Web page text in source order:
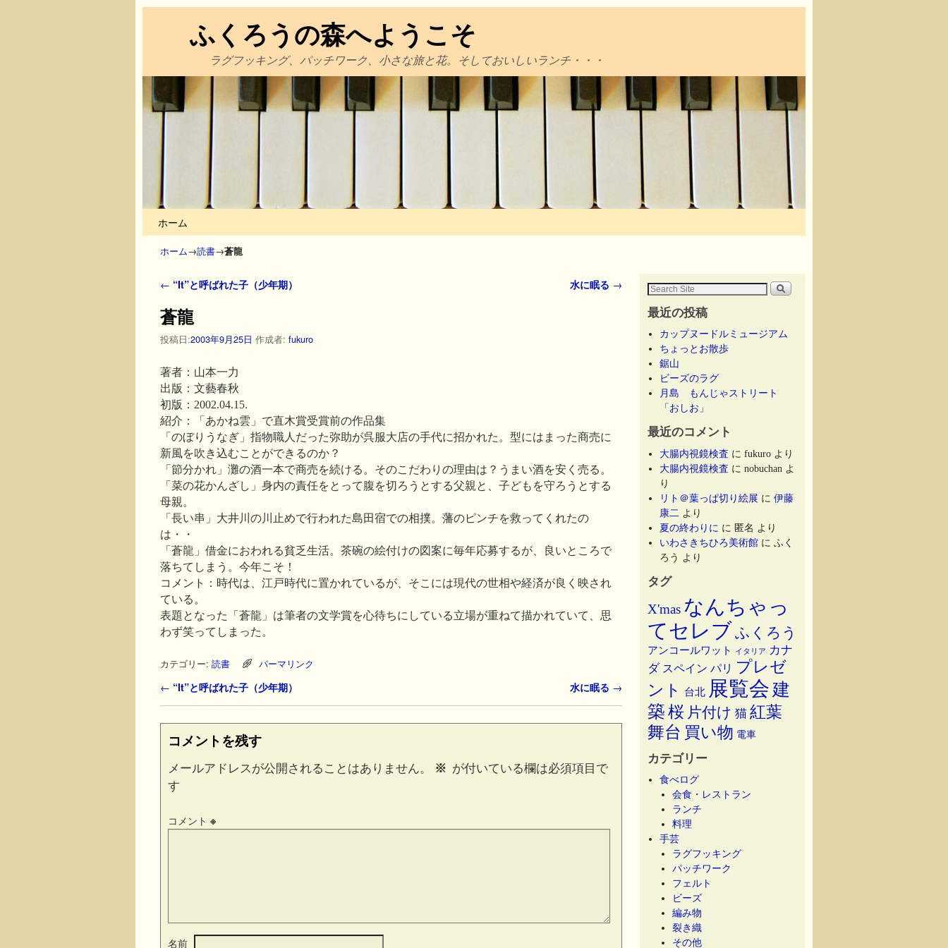
ふくろうの森へようこそ
ラグフッキング、パッチワーク、小さな旅と花。そしておいしいランチ・・・
ホーム
ホーム→読書→蒼龍
投稿ナビゲーション
← “It”と呼ばれた子（少年期） 水に眠る →
蒼龍
投稿日:2003年9月25日 作成者: fukuro
著者：山本一力
出版：文藝春秋
初版：2002.04.15.
紹介：「あかね雲」で直木賞受賞前の作品集
「のぼりうなぎ」指物職人だった弥助が呉服大店の手代に招かれた。型にはまった商売に
新風を吹き込むことができるのか？
「節分かれ」灘の酒一本で商売を続ける。そのこだわりの理由は？うまい酒を安く売る。
「菜の花かんざし」身内の責任をとって腹を切ろうとする父親と、子どもを守ろうとする
母親。
「長い串」大井川の川止めで行われた島田宿での相撲。藩のピンチを救ってくれたの
は・・
「蒼龍」借金におわれる貧乏生活。茶碗の絵付けの図案に毎年応募するが、良いところで
落ちてしまう。今年こそ！
コメント：時代は、江戸時代に置かれているが、そこには現代の世相や経済が良く映され
ている。
表題となった「蒼龍」は筆者の文学賞を心待ちにしている立場が重ねて描かれていて、思
わず笑ってしまった。
カテゴリー: 読書 パーマリンク
投稿ナビゲーション
← “It”と呼ばれた子（少年期） 水に眠る →
コメントを残す
メールアドレスが公開されることはありません。 ※ が付いている欄は必須項目で
す
コメント ※
名前
最近の投稿
カップヌードルミュージアム
ちょっとお散歩
鋸山
ビーズのラグ
月島 もんじゃストリート
「おしお」
最近のコメント
大腸内視鏡検査 にfukuro より
大腸内視鏡検査 にnobuchan よ
り
リト＠葉っぱ切り絵展 に伊藤
康二 より
夏の終わりに に匿名 より
いわさきちひろ美術館 にふく
ろう より
タグ
X'mas なんちゃっ
てセレブ ふくろう
アンコールワット イタリア
カナ
ダ スペイン パリ プレゼ
ント
台北 展覧会 建
築桜 片付け 猫 紅葉
舞台 買い物 電車
カテゴリー
食べログ
会食・レストラン
ランチ
料理
手芸
ラグフッキング
パッチワーク
フェルト
ビーズ
編み物
裂き織
その他